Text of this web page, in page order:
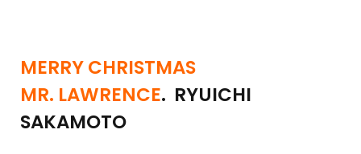
MERRY CHRISTMAS
MR. LAWRENCE. RYUICHI
SAKAMOTO